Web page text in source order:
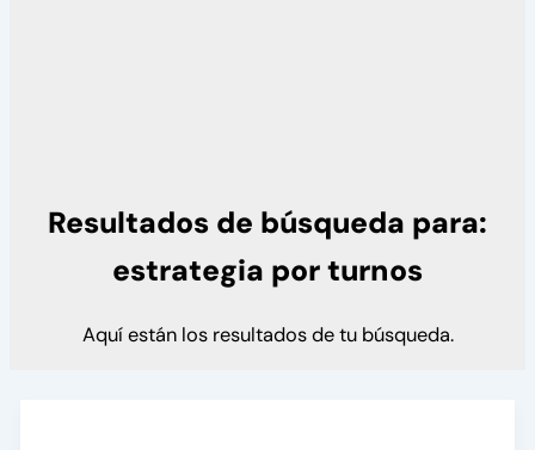
Resultados de búsqueda para:
estrategia por turnos
Aquí están los resultados de tu búsqueda.